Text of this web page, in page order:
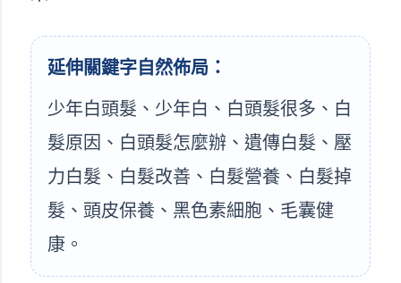
延伸關鍵字自然佈局：
少年白頭髮、少年白、白頭髮很多、白
髮原因、白頭髮怎麼辦、遺傳白髮、壓
力白髮、白髮改善、白髮營養、白髮掉
髮、頭皮保養、黑色素細胞、毛囊健
康。